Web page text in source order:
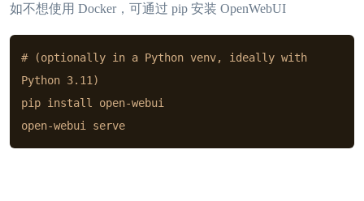
如不想使用 Docker，可通过 pip 安装 OpenWebUI
# (optionally in a Python venv, ideally with
Python 3.11)
pip install open-webui
open-webui serve